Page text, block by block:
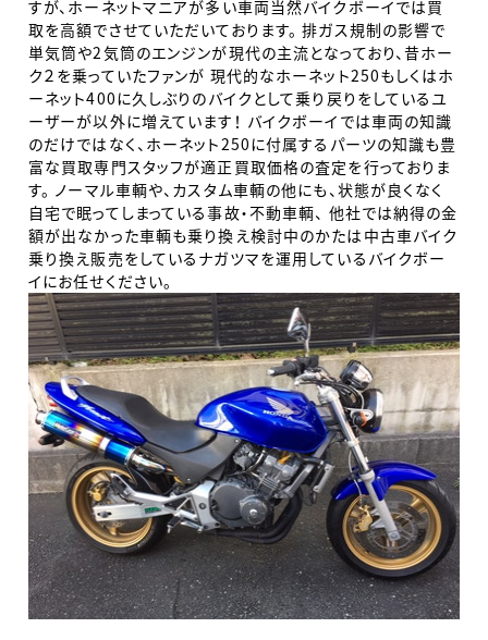
すが、ホーネットマニアが多い車両当然バイクボーイでは買
取を高額でさせていただいております。 排ガス規制の影響で
単気筒や2気筒のエンジンが現代の主流となっており、昔ホー
ク２を乗っていたファンが 現代的なホーネット250もしくはホ
ーネット400に久しぶりのバイクとして乗り戻りをしているユ
ーザーが以外に増えています！ バイクボーイでは車両の知識
のだけではなく、ホーネット250に付属するパーツの知識も豊
富な買取専門スタッフが適正買取価格の査定を行っておりま
す。 ノーマル車輌や、カスタム車輌の他にも、状態が良くなく
自宅で眠ってしまっている事故・不動車輌、 他社では納得の金
額が出なかった車輌も乗り換え検討中のかたは中古車バイク
乗り換え販売をしているナガツマを運用しているバイクボー
イにお任せください。